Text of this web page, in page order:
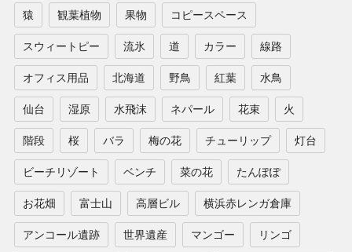
猿 観葉植物 果物 コピースペース
スウィートピー 流氷 道 カラー 線路
オフィス用品 北海道 野鳥 紅葉 水鳥
仙台 湿原 水飛沫 ネパール 花束 火
階段 桜 バラ 梅の花 チューリップ 灯台
ビーチリゾート ベンチ 菜の花 たんぽぽ
お花畑 富士山 高層ビル 横浜赤レンガ倉庫
アンコール遺跡 世界遺産 マンゴー リンゴ